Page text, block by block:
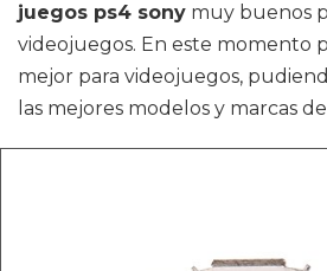
juegos ps4 sony muy buenos
videojuegos. En este momento
mejor para videojuegos,
las mejores modelos y marcas